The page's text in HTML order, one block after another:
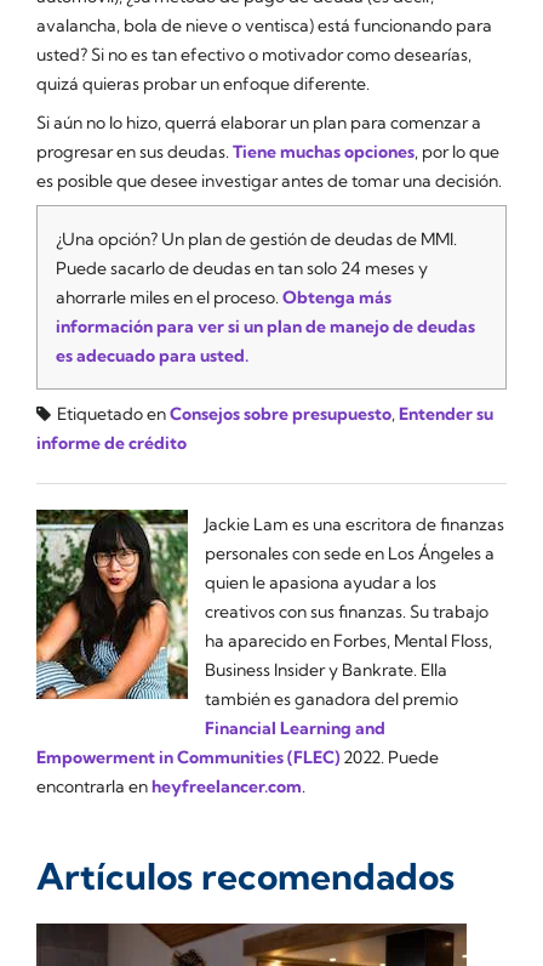
avalancha, bola de nieve o ventisca) está funcionando para
usted? Si no es tan efectivo o motivador como desearías,
quizá quieras probar un enfoque diferente.
Si aún no lo hizo, querrá elaborar un plan para comenzar a
progresar en sus deudas. Tiene muchas opciones, por lo que
es posible que desee investigar antes de tomar una decisión.
¿Una opción? Un plan de gestión de deudas de MMI.
Puede sacarlo de deudas en tan solo 24 meses y
ahorrarle miles en el proceso. Obtenga más
información para ver si un plan de manejo de deudas
es adecuado para usted.
Etiquetado enConsejos sobre presupuesto, Entender su
informe de crédito
Jackie Lam es una escritora de finanzas
personales con sede en Los Ángeles a
quien le apasiona ayudar a los
creativos con sus finanzas. Su trabajo
ha aparecido en Forbes, Mental Floss,
Business Insider y Bankrate. Ella
también es ganadora del premio
Financial Learning and
Empowerment in Communities (FLEC) 2022. Puede
encontrarla enheyfreelancer.com.
Artículos recomendados